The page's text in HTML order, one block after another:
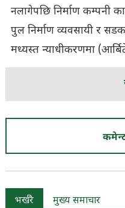
नलागेपछि निर्माण कम्पनी
पुल निर्माण व्यवसायी र
मध्यस्त न्याधीकरणमा
भर्खरै मुख्य समाचार